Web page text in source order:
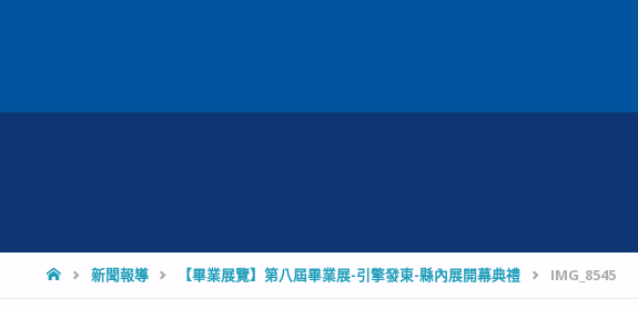
HOME新聞報導 【畢業展覽】第八屆畢業展-引擎發東-縣內展開幕典禮 IMG_8545